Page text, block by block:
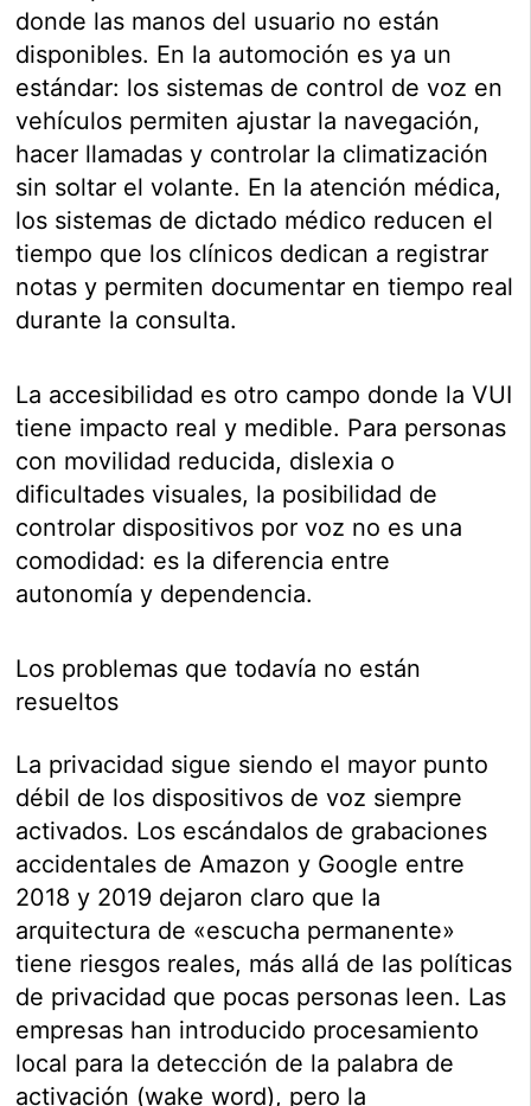
donde las manos del usuario no están
disponibles. En la automoción es ya un
estándar: los sistemas de control de voz en
vehículos permiten ajustar la navegación,
hacer llamadas y controlar la climatización
sin soltar el volante. En la atención médica,
los sistemas de dictado médico reducen el
tiempo que los clínicos dedican a registrar
notas y permiten documentar en tiempo real
durante la consulta.
La accesibilidad es otro campo donde la VUI
tiene impacto real y medible. Para personas
con movilidad reducida, dislexia o
dificultades visuales, la posibilidad de
controlar dispositivos por voz no es una
comodidad: es la diferencia entre
autonomía y dependencia.
Los problemas que todavía no están
resueltos
La privacidad sigue siendo el mayor punto
débil de los dispositivos de voz siempre
activados. Los escándalos de grabaciones
accidentales de Amazon y Google entre
2018 y 2019 dejaron claro que la
arquitectura de «escucha permanente»
tiene riesgos reales, más allá de las políticas
de privacidad que pocas personas leen. Las
empresas han introducido procesamiento
local para la detección de la palabra de
activación (wake word), pero la